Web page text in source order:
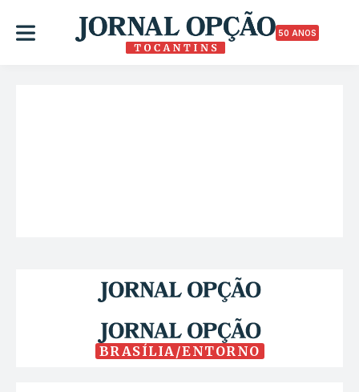
50 ANOS
BRASÍLIA/ENTORNO